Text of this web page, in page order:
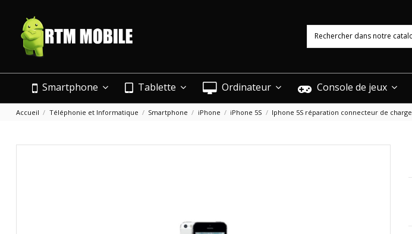
Smartphone Tablette Ordinateur Console de jeux
Accueil Téléphonie et Informatique Smartphone iPhone iPhone 5S Iphone 5S réparation connecteur de charge